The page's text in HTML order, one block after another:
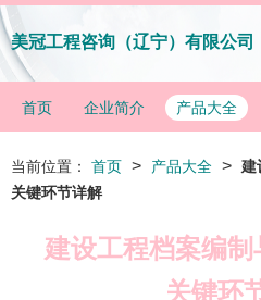
美冠工程咨询（辽宁）有限公司
首页 企业简介 产品大全
当前位置： 首页 > 产品大全 > 建
关键环节详解
建设工程档案编
关键环